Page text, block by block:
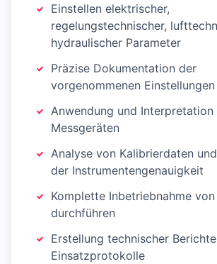
Einstellen elektrischer,
regelungstechnischer,
hydraulischer Parameter
Präzise Dokumentation der
vorgenommenen
Anwendung und Interpretation
Messgeräten
Analyse von Kalibrierdaten
der Instrumentengenauigkeit
Komplette Inbetriebnahme
durchführen
Erstellung technischer
Einsatzprotokolle